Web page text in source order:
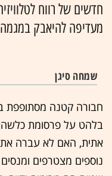
חדשים של רווח
מעדיפה להיאבק
שמחה סיגן
חבורה קטנה מסתופפת
בלהט על פרסומת
אתית, האם לא עברה את
נוספים מצטרפים